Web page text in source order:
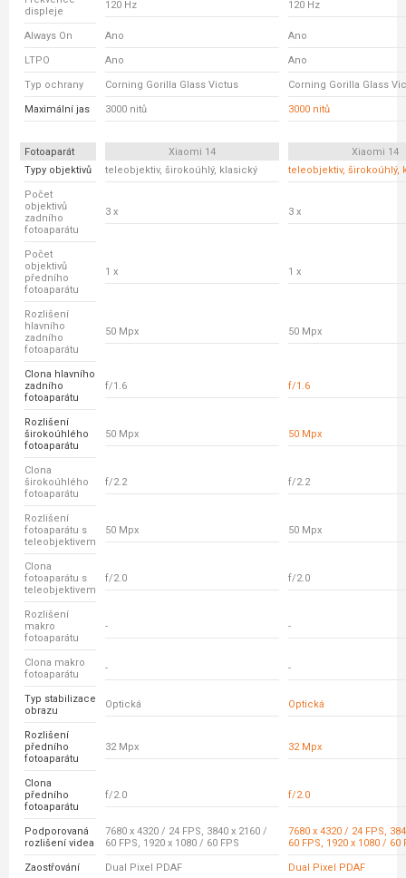
displeje
120 Hz 120 Hz
Always On Ano Ano
LTPO Ano Ano
Typ ochrany Corning Gorilla Glass Victus Corning Gorilla Glass
Maximální jas 3000 nitů 3000 nitů
Fotoaparát Xiaomi 14
Xiaomi 14
Typy objektivů
teleobjektiv, širokoúhlý, klasický teleobjektiv, širokoúhlý,
Počet
objektivů
zadního
fotoaparátu
3 x 3 x
Počet
objektivů
předního
fotoaparátu
1 x 1 x
Rozlišení
hlavního
zadního
fotoaparátu
50 Mpx 50 Mpx
Clona hlavního
zadního
fotoaparátu
f/1.6 f/1.6
Rozlišení
širokoúhlého
fotoaparátu
50 Mpx 50 Mpx
Clona
širokoúhlého
fotoaparátu
f/2.2 f/2.2
Rozlišení
fotoaparátu s
teleobjektivem
50 Mpx 50 Mpx
Clona
fotoaparátu s
teleobjektivem
f/2.0 f/2.0
Rozlišení
makro
fotoaparátu
- -
Clona makro
fotoaparátu
- -
Typ stabilizace
obrazu
Optická Optická
Rozlišení
předního
fotoaparátu
32 Mpx 32 Mpx
Clona
předního
fotoaparátu
f/2.0 f/2.0
Podporovaná
rozlišení videa
7680 x 4320 / 24 FPS, 3840 x 2160 /
60 FPS, 1920 x 1080 / 60 FPS
7680 x 4320 / 24 FPS,
60 FPS, 1920 x 1080 / 60
Zaostřování Dual Pixel PDAF Dual Pixel PDAF